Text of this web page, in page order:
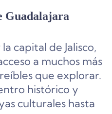
Guadalajara
capital de Jalisco,
a muchos más
que explorar.
histórico y
culturales hasta